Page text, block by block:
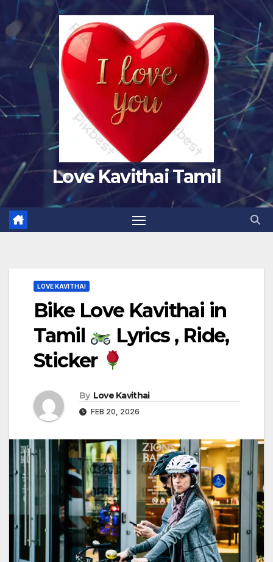
Skip
to
content
Love Kavithai Tamil
LOVE KAVITHAI
Bike Love Kavithai in
Tamil
Lyrics , Ride,
Sticker
By Love Kavithai
FEB 20, 2026